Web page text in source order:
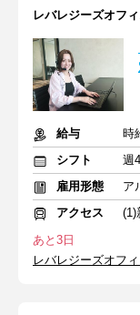
レバレジーズオフ
給与
時
シフト
週
雇用形態
ア
アクセス
あと3日
レバレジーズオフ